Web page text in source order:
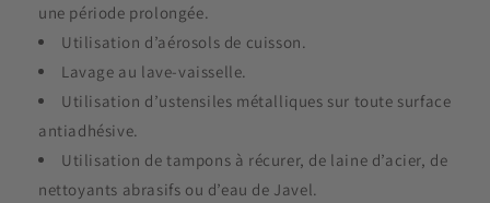
une période prolongée.
Utilisation d’aérosols de cuisson.
Lavage au lave-vaisselle.
Utilisation d’ustensiles métalliques sur toute surface
antiadhésive.
Utilisation de tampons à récurer, de laine d’acier, de
nettoyants abrasifs ou d’eau de Javel.